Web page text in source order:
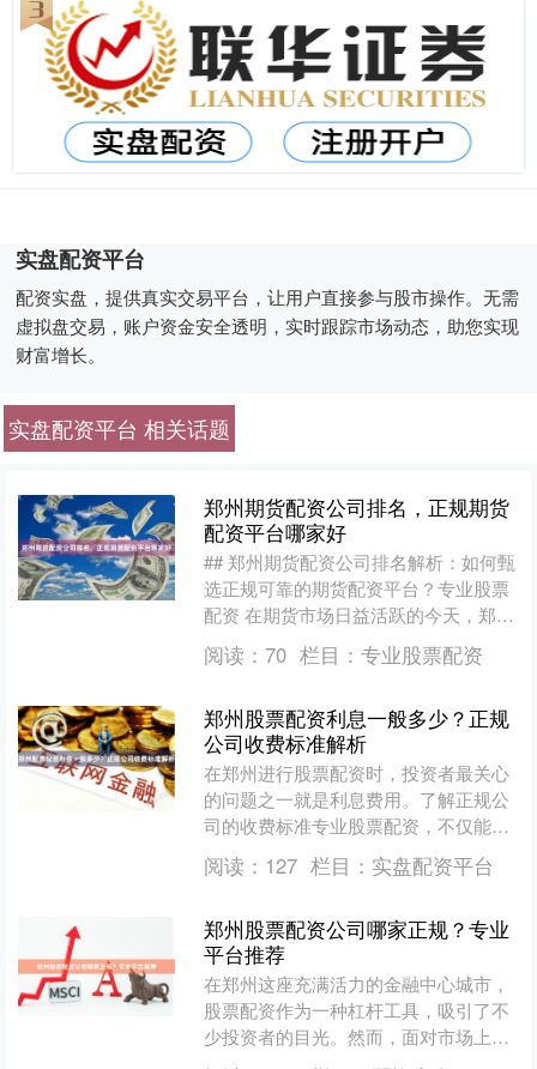
实盘配资平台
配资实盘，提供真实交易平台，让用户直接参与股市操作。无需
虚拟盘交易，账户资金安全透明，实时跟踪市场动态，助您实现
财富增长。
实盘配资平台 相关话题
郑州期货配资公司排名，正规期货
配资平台哪家好
## 郑州期货配资公司排名解析：如何甄
选正规可靠的期货配资平台？专业股票
配资 在期货市场日益活跃的今天，郑州
作为中原地区的金融中心，期货配资服
务需求不断增长。面....
阅读： 70 栏目： 专业股票配资
郑州股票配资利息一般多少？正规
公司收费标准解析
在郑州进行股票配资时，投资者最关心
的问题之一就是利息费用。了解正规公
司的收费标准专业股票配资，不仅能帮
助您控制成本，还能避免陷入非法配资
的陷阱。本文将详细解析郑....
阅读： 127 栏目： 实盘配资平台
郑州股票配资公司哪家正规？专业
平台推荐
在郑州这座充满活力的金融中心城市，
股票配资作为一种杠杆工具，吸引了不
少投资者的目光。然而，面对市场上琳
琅满目的配资公司配资实盘，许多投资